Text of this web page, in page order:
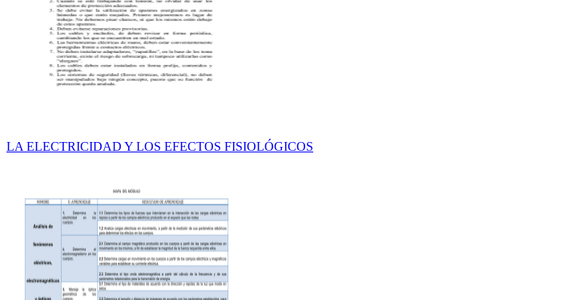
LA ELECTRICIDAD Y LOS EFECTOS FISIOLÓGICOS